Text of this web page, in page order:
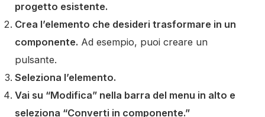
progetto esistente.
Crea l’elemento che desideri trasformare in un
componente. Ad esempio, puoi creare un
pulsante.
Seleziona l’elemento.
Vai su “Modifica” nella barra del menu in alto e
seleziona “Converti in componente.”